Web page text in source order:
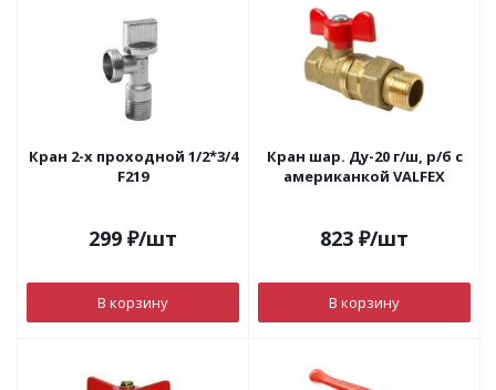
Кран 2-х проходной 1/2*3/4
F219
299 ₽/шт
В корзину
Кран шар. Ду-20 г/ш, р/б с
американкой VALFEX
823 ₽/шт
В корзину